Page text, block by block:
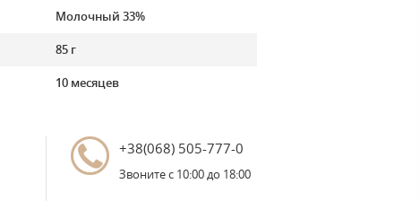
Молочный 33%
85 г
10 месяцев
+38(068) 505-777-0
Звоните с 10:00 до 18:00